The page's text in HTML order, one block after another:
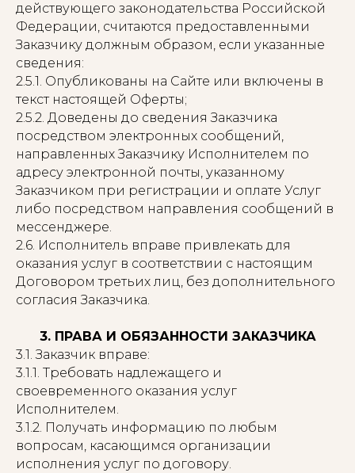
действующего законодательства Российской
Федерации, считаются предоставленными
Заказчику должным образом, если указанные
сведения:
2.5.1. Опубликованы на Сайте или включены в
текст настоящей Оферты;
2.5.2. Доведены до сведения Заказчика
посредством электронных сообщений,
направленных Заказчику Исполнителем по
адресу электронной почты, указанному
Заказчиком при регистрации и оплате Услуг
либо посредством направления сообщений в
мессенджере.
2.6. Исполнитель вправе привлекать для
оказания услуг в соответствии с настоящим
Договором третьих лиц, без дополнительного
согласия Заказчика.
3. ПРАВА И ОБЯЗАННОСТИ ЗАКАЗЧИКА
3.1. Заказчик вправе:
3.1.1. Требовать надлежащего и
своевременного оказания услуг
Исполнителем.
3.1.2. Получать информацию по любым
вопросам, касающимся организации
исполнения услуг по договору.